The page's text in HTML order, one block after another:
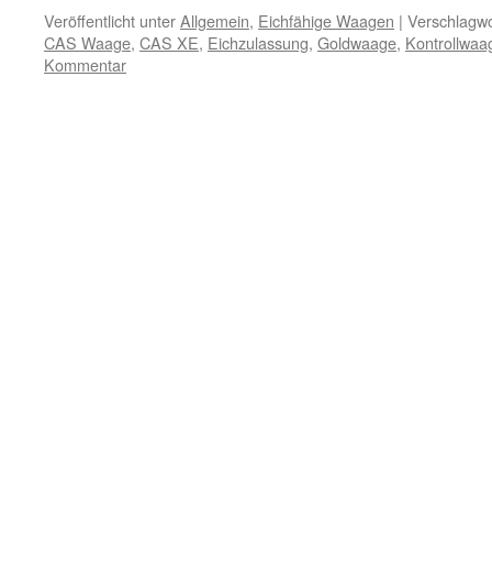
Veröffentlicht unterAllgemein, Eichfähige Waagen |
CAS Waage, CAS XE, Eichzulassung, Goldwaage,
Kommentar